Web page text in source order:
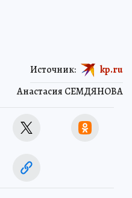
Анастасия СЕМДЯНОВА
Источник: kp.ru